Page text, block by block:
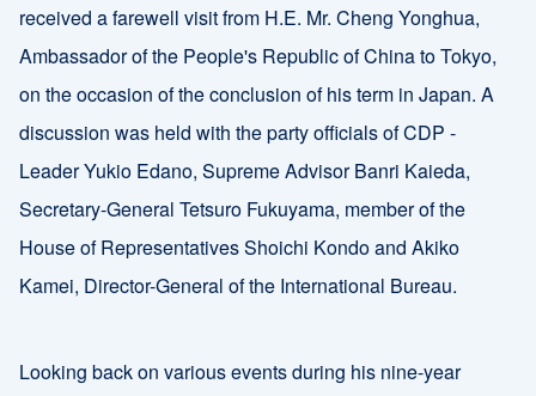
received a farewell visit from H.E. Mr. Cheng Yonghua,
Ambassador of the People's Republic of China to Tokyo,
on the occasion of the conclusion of his term in Japan. A
discussion was held with the party officials of CDP -
Leader Yukio Edano, Supreme Advisor Banri Kaieda,
Secretary-General Tetsuro Fukuyama, member of the
House of Representatives Shoichi Kondo and Akiko
Kamei, Director-General of the International Bureau.
Looking back on various events during his nine-year